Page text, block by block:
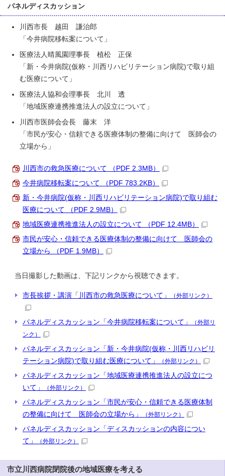
パネルディスカッション
川西市長 越田 謙治郎
「今井病院移転案について」
医療法人晴風園理事長 植松 正保
「新・今井病院(仮称・川西リハビリテーション病院)で取り組
む医療について」
医療法人協和会理事長 北川 透
「地域医療連携推進法人の設立について」
川西市医師会会長 藤末 洋
「市民が安心・信頼できる医療体制の整備に向けて 医師会の
立場から」
川西市の救急医療について （PDF 2.3MB）
今井病院移転案について （PDF 783.2KB）
新・今井病院(仮称・川西リハビリテーション病院)で取り組む
医療について （PDF 2.9MB）
地域医療連携推進法人の設立について （PDF 12.4MB）
市民が安心・信頼できる医療体制の整備に向けて 医師会の
立場から （PDF 1.9MB）
当日撮影した動画は、下記リンクから視聴できます。
市長挨拶・講演「川西市の救急医療について」 （外部リンク）
パネルディスカッション「今井病院移転案について」
（外部リ
ンク）
パネルディスカッション「新・今井病院(仮称・川西リハビリ
テーション病院)で取り組む医療について」
（外部リンク）
パネルディスカッション「地域医療連携推進法人の設立につ
いて」
（外部リンク）
パネルディスカッション「市民が安心・信頼できる医療体制
の整備に向けて 医師会の立場から」
（外部リンク）
パネルディスカッション「ディスカッションの内容につい
て」
（外部リンク）
市立川西病院閉院後の地域医療を考える